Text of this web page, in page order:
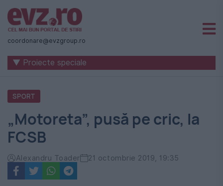
Știri
naționale
internaționale
România
-
Evenimentul
Zilei
coordonare@evzgroup.ro
▼ Proiecte speciale
SPORT
„Motoreta”, pusă pe cric, la
FCSB
Alexandru Toader 21 octombrie 2019, 19:35